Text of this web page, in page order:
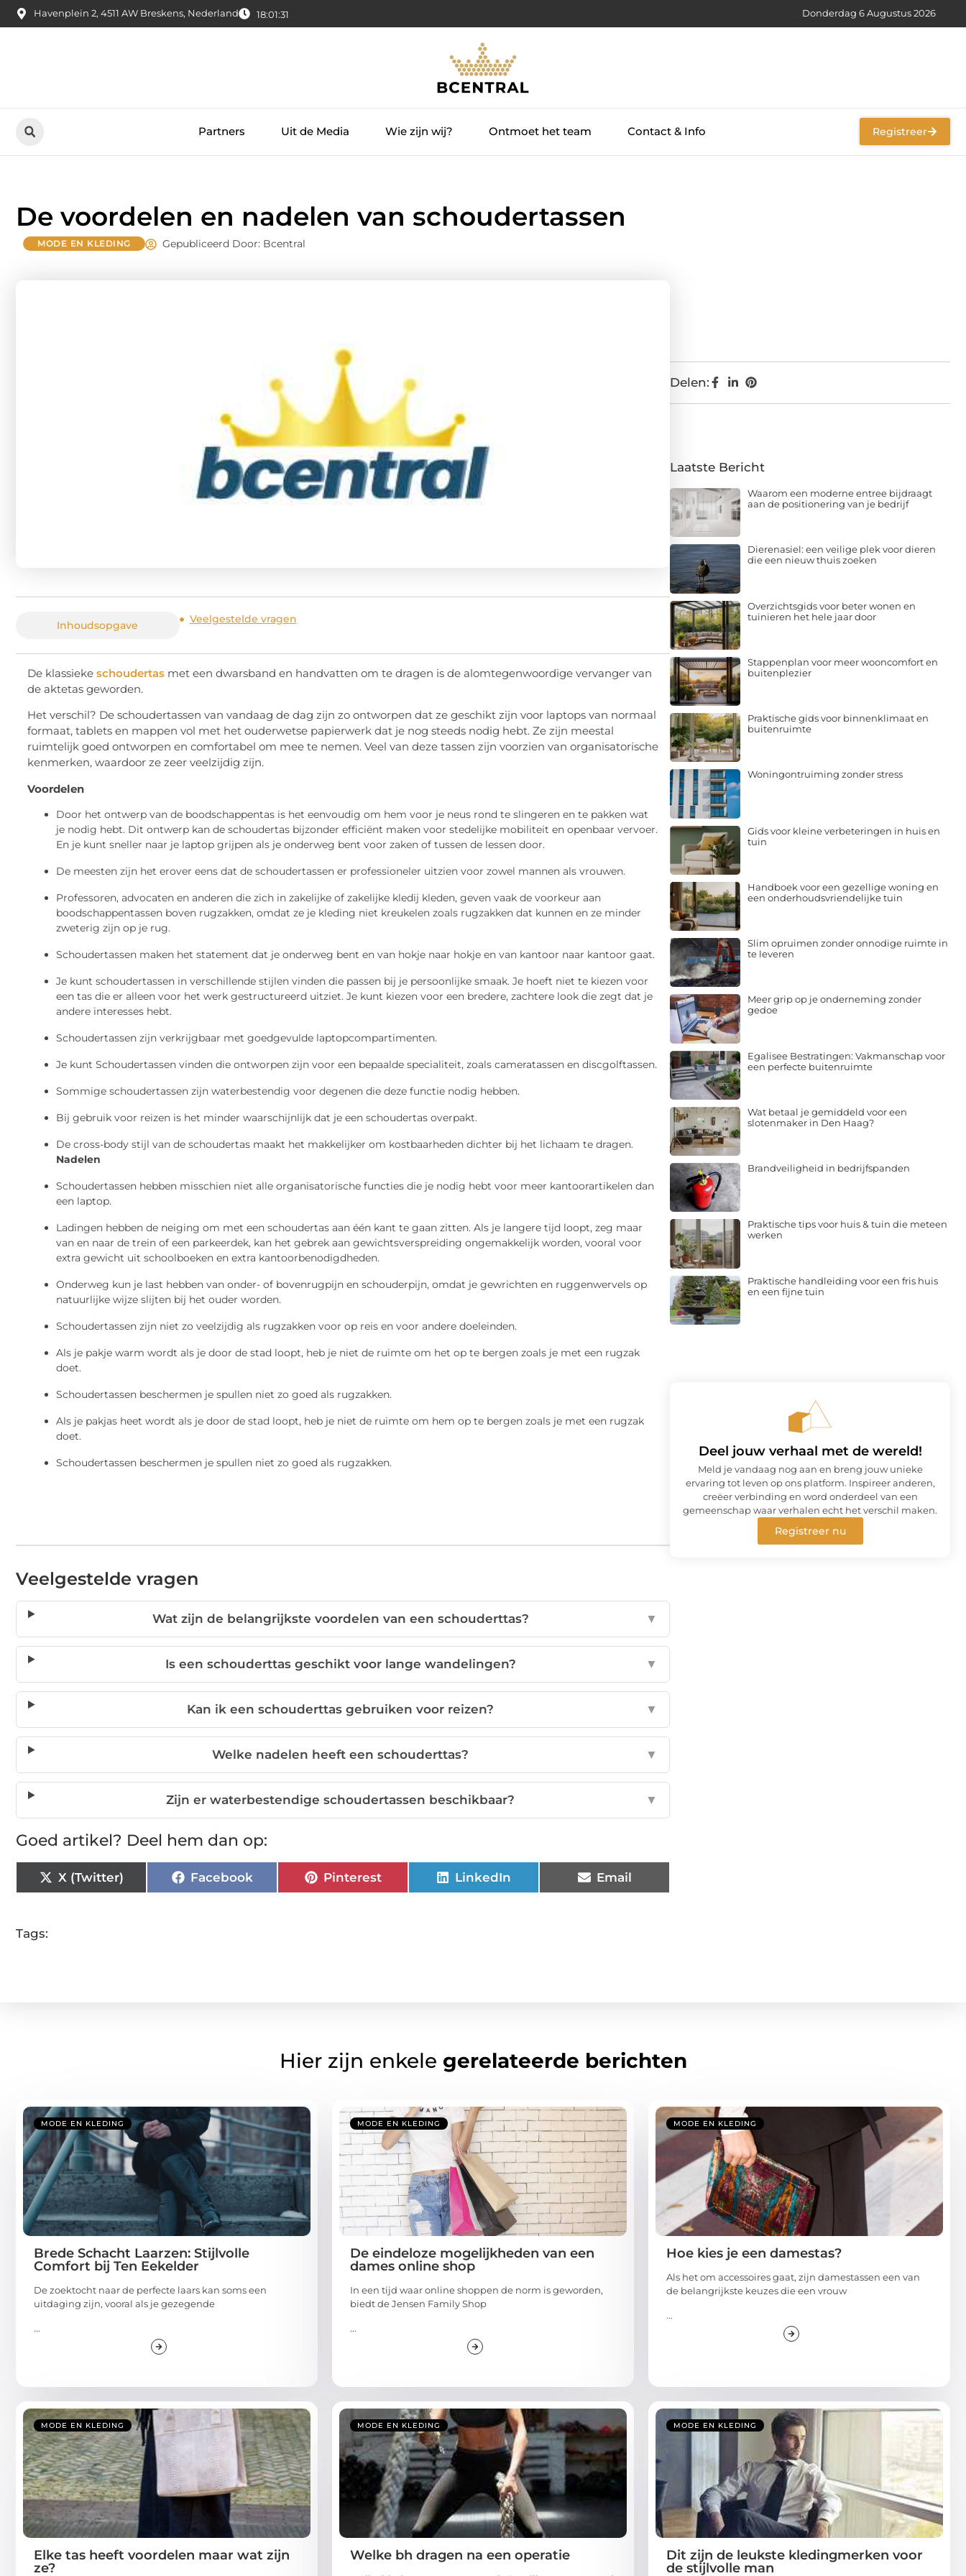
Havenplein 2, 4511 AW Breskens, Nederland 18:01:32 Donderdag 6 Augustus 2026
Partners Uit de Media Wie zijn wij? Ontmoet het team Contact & Info Registreer
De voordelen en nadelen van schoudertassen
MODE EN KLEDING Gepubliceerd Door: Bcentral
Inhoudsopgave Veelgestelde vragen
De klassieke schoudertas met een dwarsband en handvatten om te dragen is de alomtegenwoordige vervanger van
de aktetas geworden.
Het verschil? De schoudertassen van vandaag de dag zijn zo ontworpen dat ze geschikt zijn voor laptops van normaal
formaat, tablets en mappen vol met het ouderwetse papierwerk dat je nog steeds nodig hebt. Ze zijn meestal
ruimtelijk goed ontworpen en comfortabel om mee te nemen. Veel van deze tassen zijn voorzien van organisatorische
kenmerken, waardoor ze zeer veelzijdig zijn.
Voordelen
Door het ontwerp van de boodschappentas is het eenvoudig om hem voor je neus rond te slingeren en te pakken wat
je nodig hebt. Dit ontwerp kan de schoudertas bijzonder efficiënt maken voor stedelijke mobiliteit en openbaar vervoer.
En je kunt sneller naar je laptop grijpen als je onderweg bent voor zaken of tussen de lessen door.
De meesten zijn het erover eens dat de schoudertassen er professioneler uitzien voor zowel mannen als vrouwen.
Professoren, advocaten en anderen die zich in zakelijke of zakelijke kledij kleden, geven vaak de voorkeur aan
boodschappentassen boven rugzakken, omdat ze je kleding niet kreukelen zoals rugzakken dat kunnen en ze minder
zweterig zijn op je rug.
Schoudertassen maken het statement dat je onderweg bent en van hokje naar hokje en van kantoor naar kantoor gaat.
Je kunt schoudertassen in verschillende stijlen vinden die passen bij je persoonlijke smaak. Je hoeft niet te kiezen voor
een tas die er alleen voor het werk gestructureerd uitziet. Je kunt kiezen voor een bredere, zachtere look die zegt dat je
andere interesses hebt.
Schoudertassen zijn verkrijgbaar met goedgevulde laptopcompartimenten.
Je kunt Schoudertassen vinden die ontworpen zijn voor een bepaalde specialiteit, zoals cameratassen en discgolftassen.
Sommige schoudertassen zijn waterbestendig voor degenen die deze functie nodig hebben.
Bij gebruik voor reizen is het minder waarschijnlijk dat je een schoudertas overpakt.
De cross-body stijl van de schoudertas maakt het makkelijker om kostbaarheden dichter bij het lichaam te dragen.
Nadelen
Schoudertassen hebben misschien niet alle organisatorische functies die je nodig hebt voor meer kantoorartikelen dan
een laptop.
Ladingen hebben de neiging om met een schoudertas aan één kant te gaan zitten. Als je langere tijd loopt, zeg maar
van en naar de trein of een parkeerdek, kan het gebrek aan gewichtsverspreiding ongemakkelijk worden, vooral voor
extra gewicht uit schoolboeken en extra kantoorbenodigdheden.
Onderweg kun je last hebben van onder- of bovenrugpijn en schouderpijn, omdat je gewrichten en ruggenwervels op
natuurlijke wijze slijten bij het ouder worden.
Schoudertassen zijn niet zo veelzijdig als rugzakken voor op reis en voor andere doeleinden.
Als je pakje warm wordt als je door de stad loopt, heb je niet de ruimte om het op te bergen zoals je met een rugzak
doet.
Schoudertassen beschermen je spullen niet zo goed als rugzakken.
Als je pakjas heet wordt als je door de stad loopt, heb je niet de ruimte om hem op te bergen zoals je met een rugzak
doet.
Schoudertassen beschermen je spullen niet zo goed als rugzakken.
Veelgestelde vragen
Wat zijn de belangrijkste voordelen van een schouderttas? ▼
Is een schouderttas geschikt voor lange wandelingen? ▼
Kan ik een schouderttas gebruiken voor reizen? ▼
Welke nadelen heeft een schouderttas? ▼
Zijn er waterbestendige schoudertassen beschikbaar? ▼
Goed artikel? Deel hem dan op:
X (Twitter) Facebook Pinterest LinkedIn Email
Tags:
Delen:
Laatste Bericht
Waarom een moderne entree bijdraagt
aan de positionering van je bedrijf
Dierenasiel: een veilige plek voor dieren
die een nieuw thuis zoeken
Overzichtsgids voor beter wonen en
tuinieren het hele jaar door
Stappenplan voor meer wooncomfort en
buitenplezier
Praktische gids voor binnenklimaat en
buitenruimte
Woningontruiming zonder stress
Gids voor kleine verbeteringen in huis en
tuin
Handboek voor een gezellige woning en
een onderhoudsvriendelijke tuin
Slim opruimen zonder onnodige ruimte in
te leveren
Meer grip op je onderneming zonder
gedoe
Egalisee Bestratingen: Vakmanschap voor
een perfecte buitenruimte
Wat betaal je gemiddeld voor een
slotenmaker in Den Haag?
Brandveiligheid in bedrijfspanden
Praktische tips voor huis & tuin die meteen
werken
Praktische handleiding voor een fris huis
en een fijne tuin
Deel jouw verhaal met de wereld!
Meld je vandaag nog aan en breng jouw unieke
ervaring tot leven op ons platform. Inspireer anderen,
creëer verbinding en word onderdeel van een
gemeenschap waar verhalen echt het verschil maken.
Registreer nu
Hier zijn enkele gerelateerde berichten
MODE EN KLEDING
Brede Schacht Laarzen: Stijlvolle
Comfort bij Ten Eekelder
De zoektocht naar de perfecte laars kan soms een
uitdaging zijn, vooral als je gezegende
...
MODE EN KLEDING
De eindeloze mogelijkheden van een
dames online shop
In een tijd waar online shoppen de norm is geworden,
biedt de Jensen Family Shop
...
MODE EN KLEDING
Hoe kies je een damestas?
Als het om accessoires gaat, zijn damestassen een van
de belangrijkste keuzes die een vrouw
...
MODE EN KLEDING
Elke tas heeft voordelen maar wat zijn
ze?
MODE EN KLEDING
Welke bh dragen na een operatie
MODE EN KLEDING
Dit zijn de leukste kledingmerken voor
de stijlvolle man